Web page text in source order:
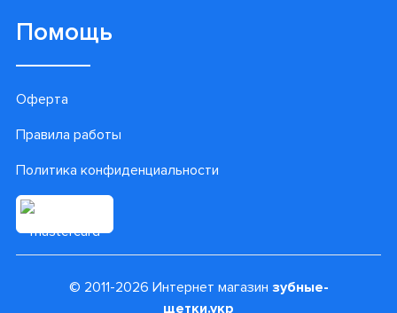
Помощь
Оферта
Правила работы
Политика конфиденциальности
© 2011-2026 Интернет магазин зубные-
щетки.укр